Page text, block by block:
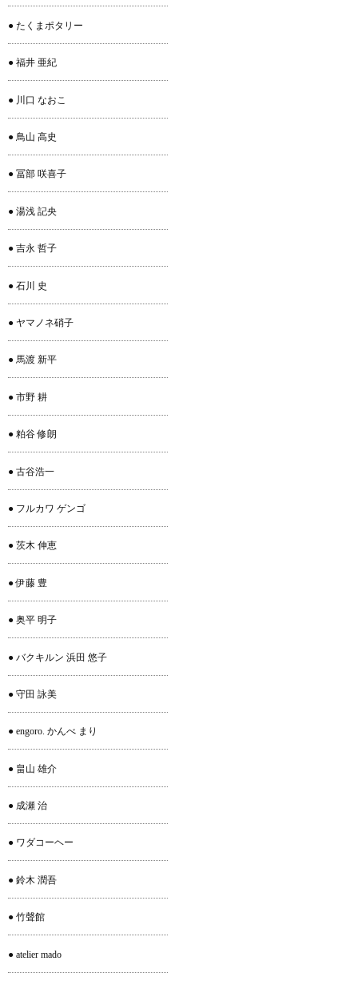
● たくまポタリー
● 福井 亜紀
● 川口 なおこ
● 鳥山 高史
● 冨部 咲喜子
● 湯浅 記央
● 吉永 哲子
● 石川 史
● ヤマノネ硝子
● 馬渡 新平
● 市野 耕
● 粕谷 修朗
● 古谷浩一
● フルカワ ゲンゴ
● 茨木 伸恵
● 伊藤 豊
● 奥平 明子
● バクキルン 浜田 悠子
● 守田 詠美
● engoro. かんべ まり
● 畠山 雄介
● 成瀬 治
● ワダコーヘー
● 鈴木 潤吾
● 竹聲館
● atelier mado